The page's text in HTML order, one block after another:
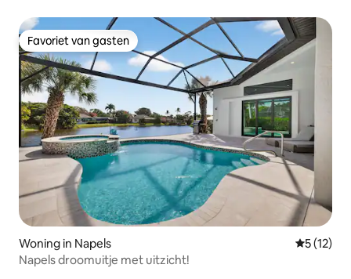
Favoriet van gasten
Favoriet van gasten
Woning in Napels
5 (12)
Napels droomuitje met uitzicht!